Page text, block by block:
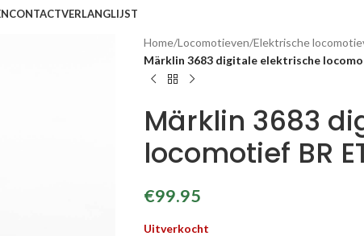
CONTACTVERLANGLIJST
Home/Locomotieven/Elektrische
Märklin 3683 digitale elektrische
Märklin 3683
locomotief BR
€99.95
Uitverkocht